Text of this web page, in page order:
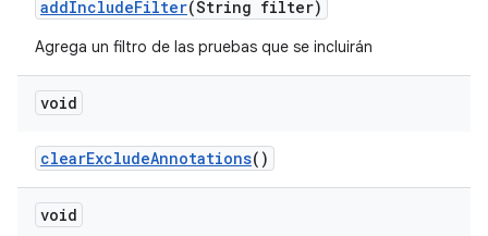
addIncludeFilter(String filter)
Agrega un filtro de las pruebas que se incluirán
void
clearExcludeAnnotations()
void